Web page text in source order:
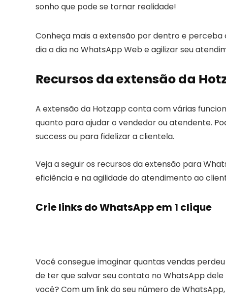
sonho que pode se tornar realidade!
Conheça mais a extensão por dentro e
dia a dia no WhatsApp Web e agilizar seu
Recursos da extensão da
A extensão da Hotzapp conta com várias
quanto para ajudar o vendedor ou atendente.
success ou para fidelizar a clientela.
Veja a seguir os recursos da extensão para
eficiência e na agilidade do atendimento ao
Crie links do WhatsApp em 1 clique
Você consegue imaginar quantas vendas
de ter que salvar seu contato no WhatsApp
você? Com um link do seu número de